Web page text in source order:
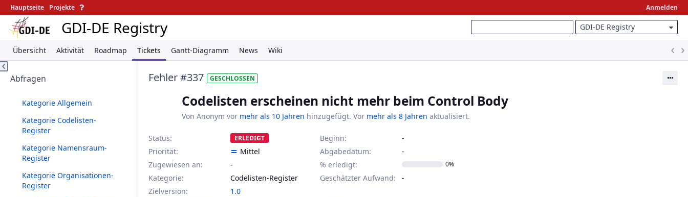
Anmelden
Hauptseite Projekte
GDI-DE Registry
GDI-DE Registry
Übersicht Aktivität Roadmap Tickets Gantt-Diagramm News Wiki
Abfragen
Kategorie Allgemein
Kategorie Codelisten-
Register
Kategorie Namensraum-
Register
Kategorie Organisationen-
Register
Fehler #337 GESCHLOSSEN
Codelisten erscheinen nicht mehr beim Control Body
Von Anonym vor mehr als 10 Jahren hinzugefügt. Vor mehr als 8 Jahren aktualisiert.
Status: ERLEDIGT
Priorität:
Mittel
Zugewiesen an:
-
Kategorie:
Codelisten-Register
Zielversion:
1.0
Beginn:
Abgabedatum:
% erledigt:
0%
Geschätzter Aufwand: